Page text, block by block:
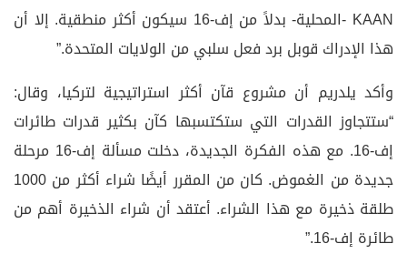
KAAN -المحلية- بدلاً من إف-16 سيكون أكثر منطقية. إلا أن
هذا الإدراك قوبل برد فعل سلبي من الولايات المتحدة.”
وأكد يلدريم أن مشروع قآن أكثر استراتيجية لتركيا، وقال:
“ستتجاوز القدرات التي ستكتسبها كآن بكثير قدرات طائرات
إف-16. مع هذه الفكرة الجديدة، دخلت مسألة إف-16 مرحلة
جديدة من الغموض. كان من المقرر أيضًا شراء أكثر من 1000
طلقة ذخيرة مع هذا الشراء. أعتقد أن شراء الذخيرة أهم من
طائرة إف-16.”